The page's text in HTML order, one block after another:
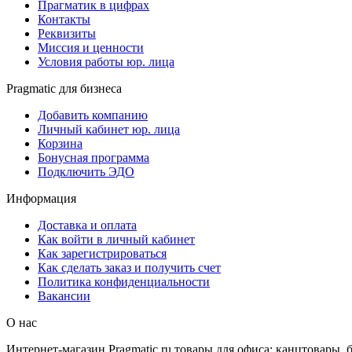
Прагматик в цифрах
Контакты
Реквизиты
Миссия и ценности
Условия работы юр. лица
Pragmatic для бизнеса
Добавить компанию
Личный кабинет юр. лица
Корзина
Бонусная программа
Подключить ЭДО
Информация
Доставка и оплата
Как войти в личный кабинет
Как зарегистрироваться
Как сделать заказ и получить счет
Политика конфиденциальности
Вакансии
О нас
Интернет-магазин Pragmatic.ru товары для офиса: